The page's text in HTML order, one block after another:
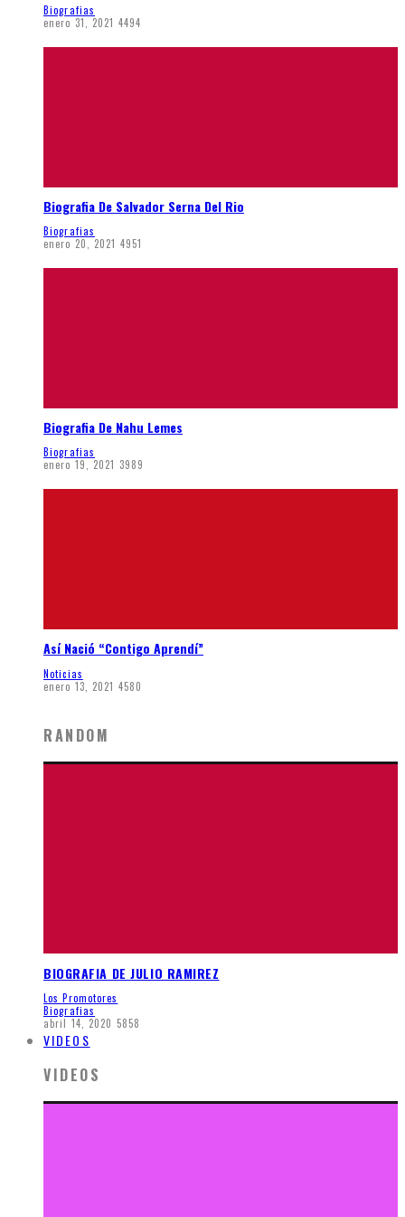
Biografias
enero 31, 2021 4494
Biografia De Salvador Serna Del Rio
Biografias
enero 20, 2021 4951
Biografia De Nahu Lemes
Biografias
enero 19, 2021 3989
Así Nació “Contigo Aprendí”
Noticias
enero 13, 2021 4580
RANDOM
BIOGRAFIA DE JULIO RAMIREZ
Los Promotores
Biografias
abril 14, 2020 5858
VIDEOS
VIDEOS